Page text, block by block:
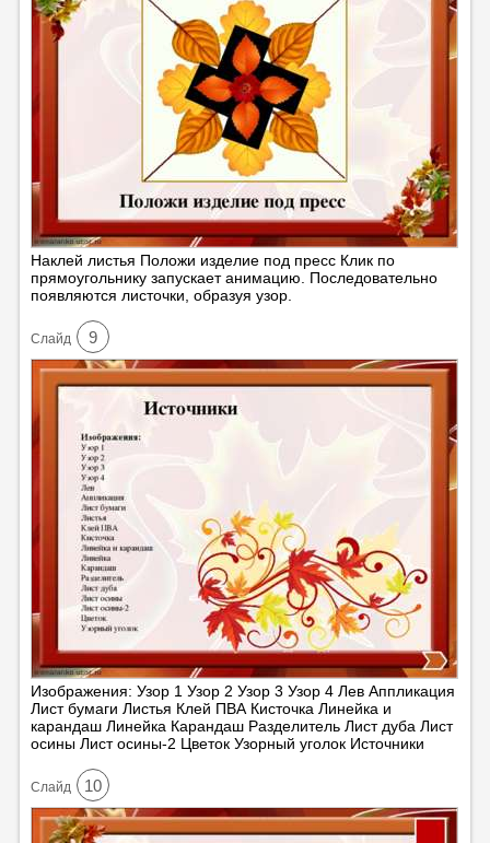
Наклей листья Положи изделие под пресс Клик по
прямоугольнику запускает анимацию. Последовательно
появляются листочки, образуя узор.
Cлайд 9
Изображения: Узор 1 Узор 2 Узор 3 Узор 4 Лев Аппликация
Лист бумаги Листья Клей ПВА Кисточка Линейка и
карандаш Линейка Карандаш Разделитель Лист дуба Лист
осины Лист осины-2 Цветок Узорный уголок Источники
Cлайд 10